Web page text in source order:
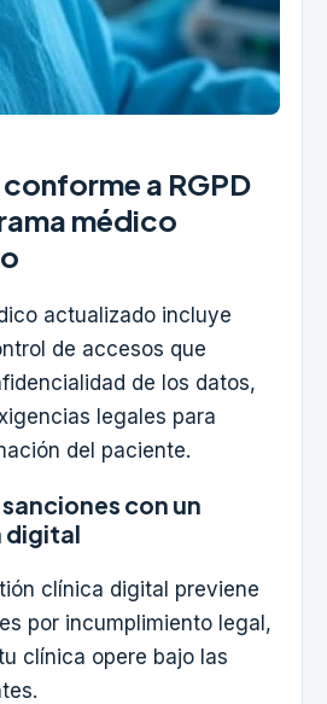
a RGPD
médico
actualizado incluye
de accesos que
de los datos,
legales para
del paciente.
con un
digital
clínica digital previene
por incumplimiento legal,
clínica opere bajo las